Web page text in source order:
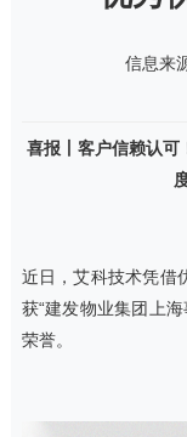
信息来
喜报丨客户信赖认可
近日，艾科技术凭借
获“建发物业集团上
荣誉。